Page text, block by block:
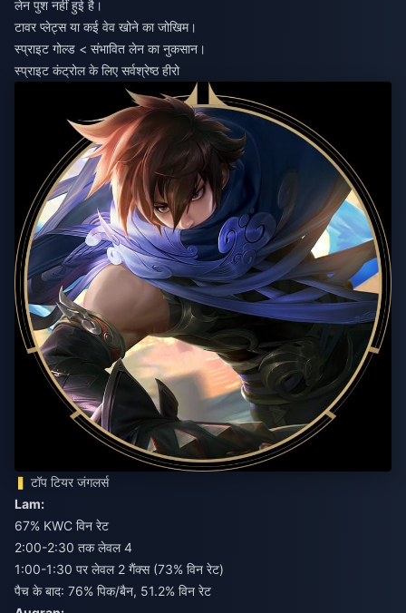
लेन पुश नहीं हुई है।
टावर प्लेट्स या कई वेव खोने का जोखिम।
स्प्राइट गोल्ड < संभावित लेन का नुकसान।
स्प्राइट कंट्रोल के लिए सर्वश्रेष्ठ हीरो
टॉप टियर जंगलर्स
Lam:
67% KWC विन रेट
2:00-2:30 तक लेवल 4
1:00-1:30 पर लेवल 2 गैंक्स (73% विन रेट)
पैच के बाद: 76% पिक/बैन, 51.2% विन रेट